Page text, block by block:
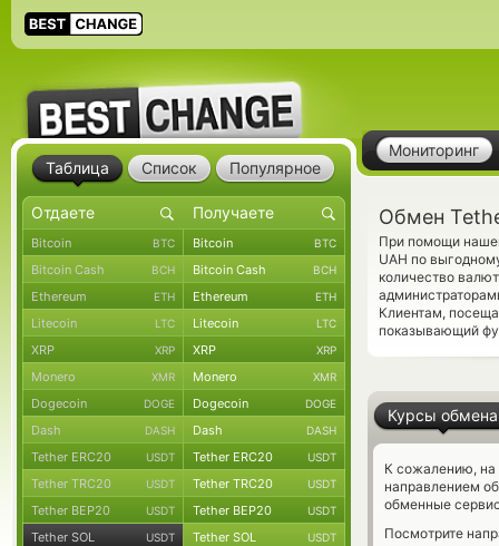
Мониторинг
Обмен
При помощи
UAH по
количество
Клиентам,
показывающий
Курсы обмена
К сожалению, на
направлением
обменные
Посмотрите
Таблица Список Популярное
Bitcoin BTC Bitcoin BTC
Bitcoin Cash BCH Bitcoin Cash BCH
Ethereum ETH Ethereum ETH
Litecoin LTC Litecoin LTC
XRP XRP XRP XRP
Monero XMR Monero XMR
Dogecoin DOGE Dogecoin DOGE
Dash DASH Dash DASH
Tether ERC20 USDT Tether ERC20 USDT
Tether TRC20 USDT Tether TRC20 USDT
Tether BEP20 USDT Tether BEP20 USDT
Tether SOL USDT Tether SOL USDT